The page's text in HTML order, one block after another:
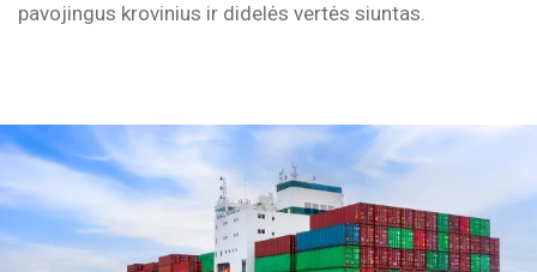
pavojingus krovinius ir didelės vertės siuntas.